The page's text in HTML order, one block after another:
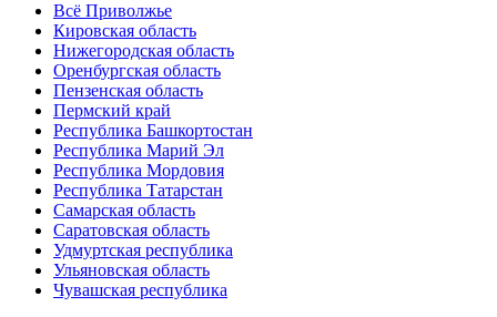
Всё Приволжье
Кировская область
Нижегородская область
Оренбургская область
Пензенская область
Пермский край
Республика Башкортостан
Республика Марий Эл
Республика Мордовия
Республика Татарстан
Самарская область
Саратовская область
Удмуртская республика
Ульяновская область
Чувашская республика